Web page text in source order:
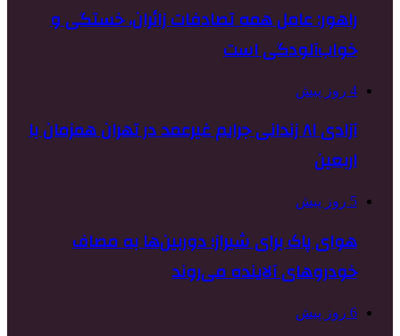
راهور: عامل همه تصادفات زائران، خستگی و
خواب‌آلودگی است
4 روز پیش
آزادی ۸۱ زندانی جرایم غیرعمد در تهران همزمان با
اربعین
5 روز پیش
هوای پاک برای شیراز؛ دوربین‌ها به مصاف
خودروهای آلاینده می‌روند
6 روز پیش